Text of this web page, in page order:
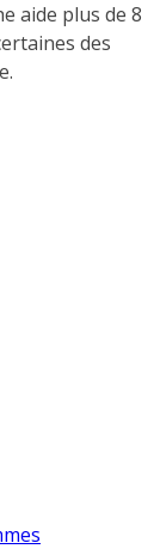
aide plus de 8
des